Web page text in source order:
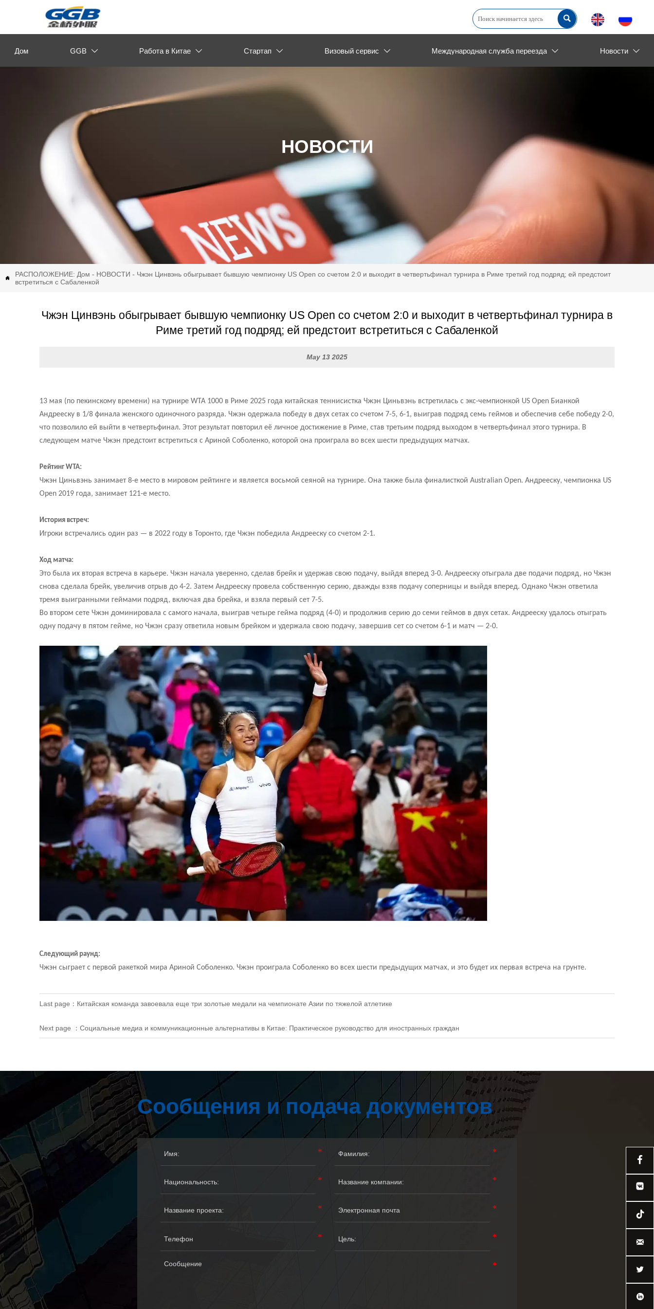

Дом GGB  Работа в Китае  Стартап  Визовый сервис  Международная служба переезда  Новости 
НОВОСТИ
 РАСПОЛОЖЕНИЕ: Дом - НОВОСТИ - Чжэн Цинвэнь обыгрывает бывшую чемпионку US Open со счетом 2:0 и выходит в четвертьфинал турнира в Риме третий год подряд; ей предстоит
встретиться с Сабаленкой
Чжэн Цинвэнь обыгрывает бывшую чемпионку US Open со счетом 2:0 и выходит в четвертьфинал турнира в
Риме третий год подряд; ей предстоит встретиться с Сабаленкой
May 13 2025
13 мая (по пекинскому времени) на турнире WTA 1000 в Риме 2025 года китайская теннисистка Чжэн Циньвэнь встретилась с экс-чемпионкой US Open Бианкой
Андрееску в 1/8 финала женского одиночного разряда. Чжэн одержала победу в двух сетах со счетом 7-5, 6-1, выиграв подряд семь геймов и обеспечив себе победу 2-0,
что позволило ей выйти в четвертьфинал. Этот результат повторил её личное достижение в Риме, став третьим подряд выходом в четвертьфинал этого турнира. В
следующем матче Чжэн предстоит встретиться с Ариной Соболенко, которой она проиграла во всех шести предыдущих матчах.
Рейтинг WTA:
Чжэн Циньвэнь занимает 8-е место в мировом рейтинге и является восьмой сеяной на турнире. Она также была финалисткой Australian Open. Андрееску, чемпионка US
Open 2019 года, занимает 121-е место.
История встреч:
Игроки встречались один раз — в 2022 году в Торонто, где Чжэн победила Андрееску со счетом 2-1.
Ход матча:
Это была их вторая встреча в карьере. Чжэн начала уверенно, сделав брейк и удержав свою подачу, выйдя вперед 3-0. Андрееску отыграла две подачи подряд, но Чжэн
снова сделала брейк, увеличив отрыв до 4-2. Затем Андрееску провела собственную серию, дважды взяв подачу соперницы и выйдя вперед. Однако Чжэн ответила
тремя выигранными геймами подряд, включая два брейка, и взяла первый сет 7-5.
Во втором сете Чжэн доминировала с самого начала, выиграв четыре гейма подряд (4-0) и продолжив серию до семи геймов в двух сетах. Андрееску удалось отыграть
одну подачу в пятом гейме, но Чжэн сразу ответила новым брейком и удержала свою подачу, завершив сет со счетом 6-1 и матч — 2-0.
Следующий раунд:
Чжэн сыграет с первой ракеткой мира Ариной Соболенко. Чжэн проиграла Соболенко во всех шести предыдущих матчах, и это будет их первая встреча на грунте.
Last page： Китайская команда завоевала еще три золотые медали на чемпионате Азии по тяжелой атлетике
Next page ： Социальные медиа и коммуникационные альтернативы в Китае: Практическое руководство для иностранных граждан
Сообщения и подача документов




